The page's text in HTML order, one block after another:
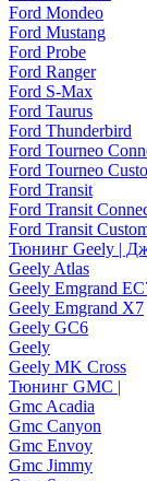
Ford Mondeo
Ford Mustang
Ford Probe
Ford Ranger
Ford S-Max
Ford Taurus
Ford Thunderbird
Ford Tourneo
Ford Tourneo
Ford Transit
Ford Transit
Ford Transit
Тюнинг Geely |
Geely Atlas
Geely Emgrand
Geely Emgrand X7
Geely GC6
Geely
Geely MK Cross
Тюнинг GMC |
Gmc Acadia
Gmc Canyon
Gmc Envoy
Gmc Jimmy